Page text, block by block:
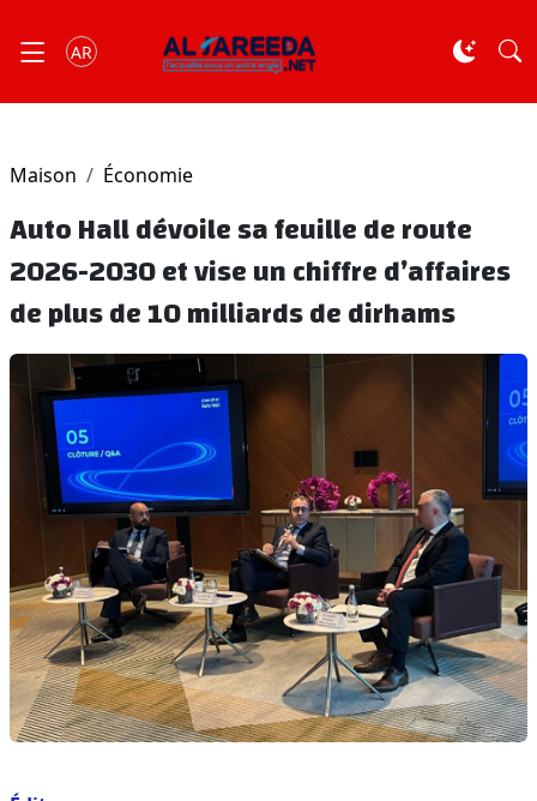
AR
Maison Économie
Auto Hall dévoile sa feuille de route
2026-2030 et vise un chiffre d’affaires
de plus de 10 milliards de dirhams